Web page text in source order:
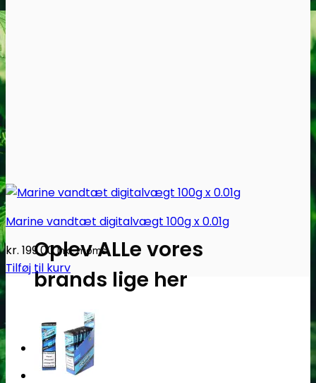
Oplev ALLe vores
brands lige her
Gå til brands
Narkotests
Marine vandtæt digitalvægt 100g x 0.01g
kr. 199.00 Inkl. moms
Tilføj til kurv